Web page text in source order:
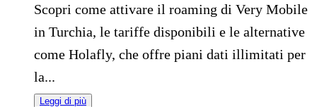
Scopri come attivare il roaming di Very Mobile
in Turchia, le tariffe disponibili e le alternative
come Holafly, che offre piani dati illimitati per
la...
Leggi di più